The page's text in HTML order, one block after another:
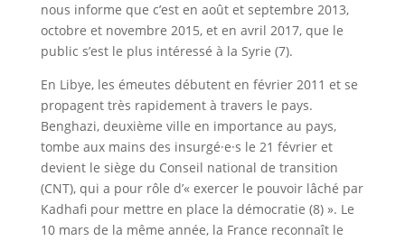
nous informe que c’est en août et septembre 2013,
octobre et novembre 2015, et en avril 2017, que le
public s’est le plus intéressé à la Syrie (7).
En Libye, les émeutes débutent en février 2011 et se
propagent très rapidement à travers le pays.
Benghazi, deuxième ville en importance au pays,
tombe aux mains des insurgé·e·s le 21 février et
devient le siège du Conseil national de transition
(CNT), qui a pour rôle d’« exercer le pouvoir lâché par
Kadhafi pour mettre en place la démocratie (8) ». Le
10 mars de la même année, la France reconnaît le